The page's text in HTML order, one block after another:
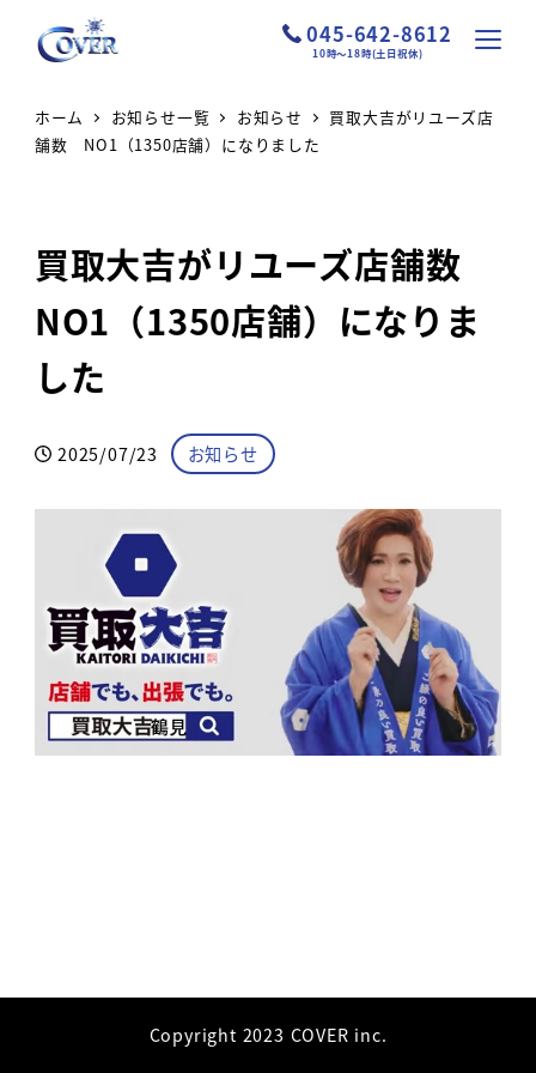
045-642-8612
10時～18時(土日祝休)
ホーム お知らせ一覧 お知らせ
買取大吉がリユーズ店
舗数 NO1（1350店舗）になりました
買取大吉がリユーズ店舗数
NO1（1350店舗）になりま
した
投稿日
2025/07/23 カテゴリー
お知らせ
Copyright 2023 COVER inc.